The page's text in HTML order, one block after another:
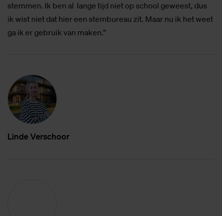
stemmen. Ik ben al lange tijd niet op school geweest, dus
ik wist niet dat hier een stembureau zit. Maar nu ik het weet
ga ik er gebruik van maken.”
Lin­de Ver­schoor